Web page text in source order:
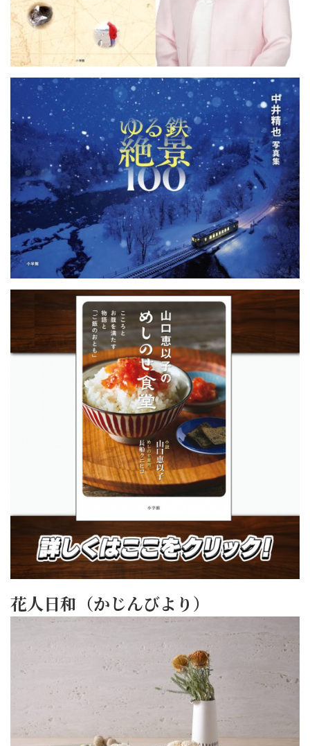
花人日和（かじんびより）